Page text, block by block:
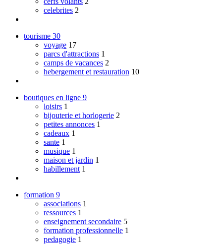
celebrites 2
tourisme 30
voyage 17
parcs d'attractions 1
camps de vacances 2
hebergement et restauration 10
boutiques en ligne 9
loisirs 1
bijouterie et horlogerie 2
petites annonces 1
cadeaux 1
sante 1
musique 1
maison et jardin 1
habillement 1
formation 9
associations 1
ressources 1
enseignement secondaire 5
formation professionnelle 1
pedagogie 1